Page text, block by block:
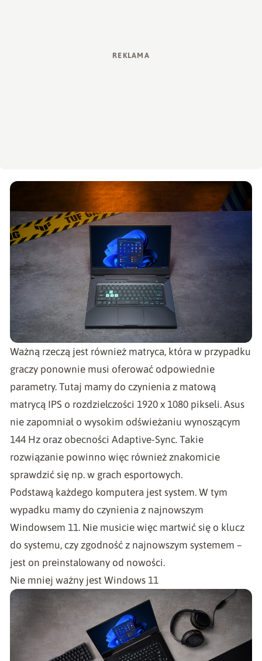
Ważną rzeczą jest również matryca, która w przypadku
graczy ponownie musi oferować odpowiednie
parametry. Tutaj mamy do czynienia z matową
matrycą IPS o rozdzielczości 1920 x 1080 pikseli. Asus
nie zapomniał o wysokim odświeżaniu wynoszącym
144 Hz oraz obecności Adaptive-Sync. Takie
rozwiązanie powinno więc również znakomicie
sprawdzić się np. w grach esportowych.
Podstawą każdego komputera jest system. W tym
wypadku mamy do czynienia z najnowszym
Windowsem 11. Nie musicie więc martwić się o klucz
do systemu, czy zgodność z najnowszym systemem –
jest on preinstalowany od nowości.
Nie mniej ważny jest Windows 11